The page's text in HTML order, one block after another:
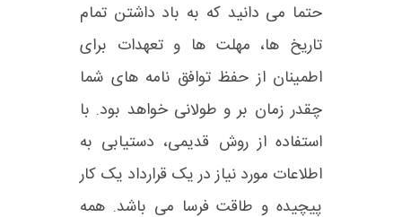
حتما می دانید که به باد داشتن تمام
تاریخ ها، مهلت ها و تعهدات برای
اطمینان از حفظ توافق نامه های شما
چقدر زمان بر و طولانی خواهد بود. با
استفاده از روش قدیمی، دستیابی به
اطلاعات مورد نیاز در یک قرارداد یک کار
پیچیده و طاقت فرسا می باشد. همه